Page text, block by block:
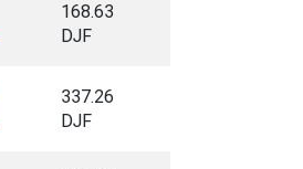
168.63
DJF
337.26
DJF